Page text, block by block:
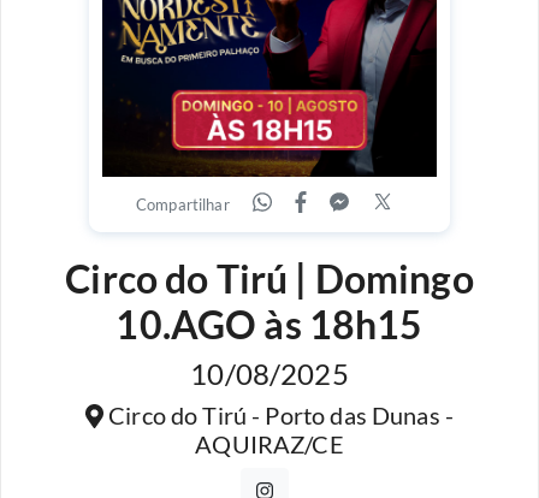
Compartilhar
Circo do Tirú | Domingo
10.AGO às 18h15
10/08/2025
Circo do Tirú - Porto das Dunas -
AQUIRAZ/CE